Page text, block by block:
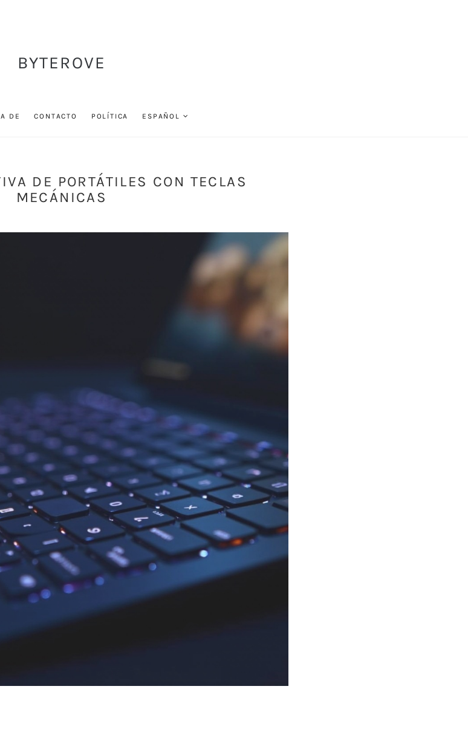
BYTEROVE
DE CONTACTO POLÍTICA ESPAÑOL
DE PORTÁTILES CON TECLAS
MECÁNICAS